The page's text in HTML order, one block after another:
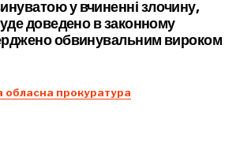
у вчиненні злочину,
доведено в законному
обвинувальним вироком
обласна прокуратура